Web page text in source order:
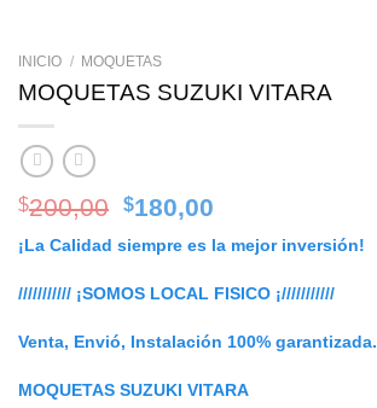
INICIO / MOQUETAS
MOQUETAS SUZUKI VITARA
$200,00 Original
price
was:
$180,00
is:
¡La Calidad siempre es la mejor inversión!
/////////// ¡SOMOS LOCAL FISICO ¡///////////
Venta, Envió, Instalación 100% garantizada.
MOQUETAS SUZUKI VITARA